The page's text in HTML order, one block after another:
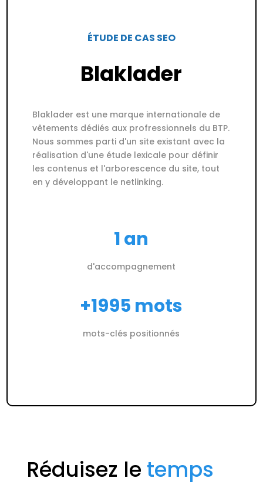
ÉTUDE DE CAS SEO
Blaklader
Blaklader est une marque internationale de
vêtements dédiés aux profressionnels du BTP.
Nous sommes parti d'un site existant avec la
réalisation d'une étude lexicale pour définir
les contenus et l'arborescence du site, tout
en y développant le netlinking.
1 an
d'accompagnement
+1995 mots
mots-clés positionnés
Réduisez le temps